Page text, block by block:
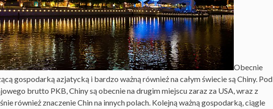
Obecnie
gospodarką azjatycką i bardzo ważną również na całym świecie są Chiny. Pod
brutto PKB, Chiny są obecnie na drugim miejscu zaraz za USA, wraz z
również znaczenie Chin na innych polach. Kolejną ważną gospodarką, ciągle